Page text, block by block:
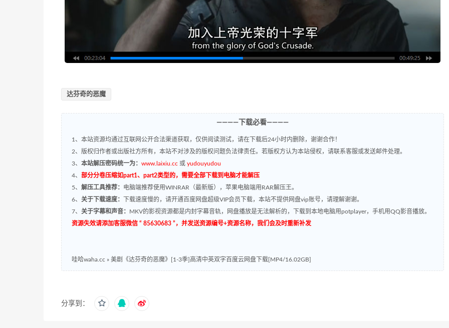
达芬奇的恶魔
————下载必看————
1、本站资源均通过互联网公开合法渠道获取，仅供阅读测试，请在下载后24小时内删除，谢谢合作！
2、版权归作者或出版社方所有，本站不对涉及的版权问题负法律责任。若版权方认为本站侵权，请联系客服或发送邮件处理。
3、 本站解压密码统一为： www.laixiu.cc 或 yudouyudou
4、 部分分卷压缩如part1、part2类型的，需要全部下载到电脑才能解压
5、 解压工具推荐： 电脑端推荐使用WINRAR（最新版），苹果电脑端用RAR解压王。
6、 关于下载速度：
下载速度慢的，请开通百度网盘超级VIP会员下载，本站不提供网盘vip账号，请理解谢谢。
7、 关于字幕和声音： MKV的影视资源都是内封字幕音轨，网盘播放是无法解析的，下载到本地电脑用potplayer，手机用QQ影音播放。
资源失效请添加客服微信 “ 85630683 ”，并发送资源编号+资源名称，我们会及时重新补发
哇哈waha.cc » 美剧《达芬奇的恶魔》[1-3季]高清中英双字百度云网盘下载[MP4/16.02GB]
分享到：